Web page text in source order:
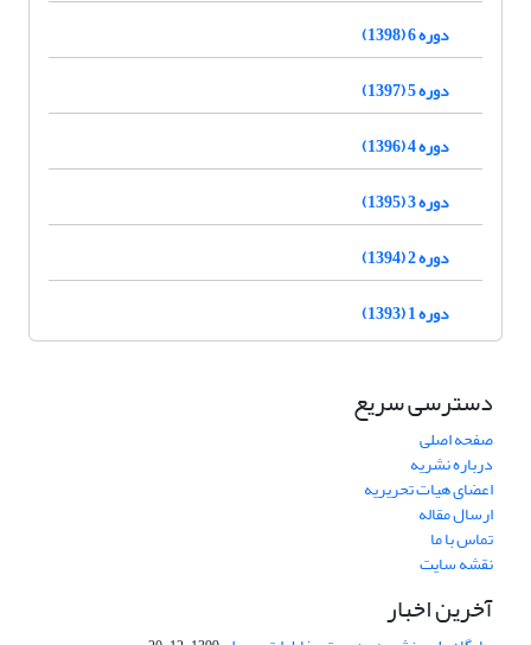
دوره 6 (1398)
دوره 5 (1397)
دوره 4 (1396)
دوره 3 (1395)
دوره 2 (1394)
دوره 1 (1393)
دسترسی سریع
صفحه اصلی
درباره نشریه
اعضای هیات تحریریه
ارسال مقاله
تماس با ما
نقشه سایت
آخرین اخبار